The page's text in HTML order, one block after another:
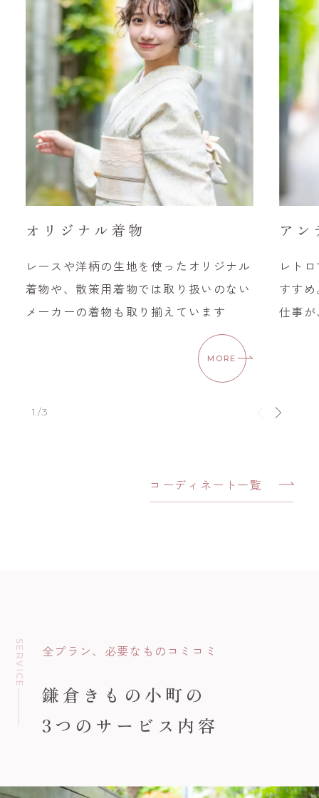
オリジナル着物
レースや洋柄の生地を使ったオリジナル
着物や、散策用着物では取り扱いのない
メーカーの着物も取り揃えています
MORE
ア
レト
すす
仕事
1/3
コーディネート一覧
SERVICE 全プラン、必要なものコミコミ
鎌倉きもの小町の
3つのサービス内容